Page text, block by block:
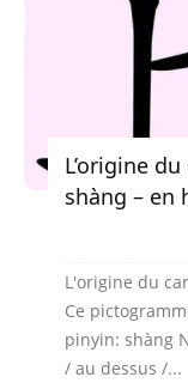
L’origine
shàng – en
L'origine du
Ce
pinyin: shàng
/ au dessus /...